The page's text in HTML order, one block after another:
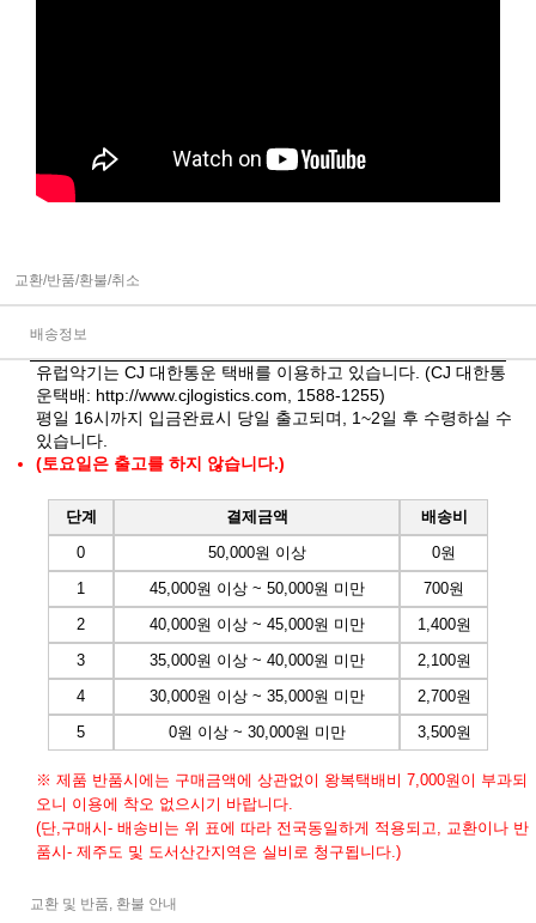
교환/반품/환불/취소
배송정보
유럽악기는 CJ 대한통운 택배를 이용하고 있습니다. (CJ 대한통
운택배: http://www.cjlogistics.com , 1588-1255)
평일 16시까지 입금완료시 당일 출고되며, 1~2일 후 수령하실 수
있습니다.
(토요일은 출고를 하지 않습니다.)
단계 결제금액
배송비
0
50,000원 이상
0원
1
45,000원 이상 ~ 50,000원 미만
700원
2
40,000원 이상 ~ 45,000원 미만
1,400원
3
35,000원 이상 ~ 40,000원 미만
2,100원
4
30,000원 이상 ~ 35,000원 미만
2,700원
5
0원 이상 ~ 30,000원 미만 3,500원
※ 제품 반품시에는 구매금액에 상관없이 왕복택배비 7,000원이 부과되
오니 이용에 착오 없으시기 바랍니다.
(단,구매시- 배송비는 위 표에 따라 전국동일하게 적용되고, 교환이나 반
품시- 제주도 및 도서산간지역은 실비로 청구됩니다.)
교환 및 반품, 환불 안내